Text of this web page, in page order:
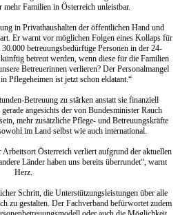
Familien in Österreich unleistbar.
in Privathaushalten der öffentlichen Hand und
Er warnt vor möglichen Folgen eines Kollaps für
betreuungsbedürftige Personen in der 24-
betreut werden, wenn diese für die Familien
Betreuerinnen verlieren? Der Personalmangel
Pflegeheimen ist jetzt schon eklatant.“
Betreuung zu stärken anstatt sie finanziell
angesichts der von Bundesminister Rauch
mehr zusätzliche Pflege- und Betreuungskräfte
im Land selbst wie auch international.
Österreich verliert aufgrund der aktuellen
Länder haben uns bereits überrundet“, warnt
Herz.
Schritt, die Unterstützungsleistungen über alle
zu gestalten. Der Fachverband befürwortet zudem